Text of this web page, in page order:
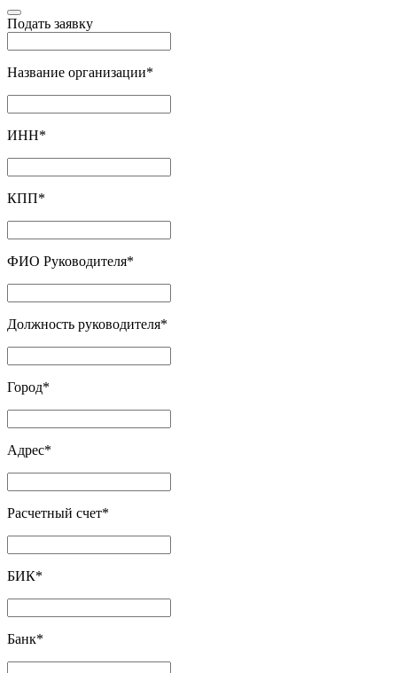
Подать заявку
Название организации*
ИНН*
КПП*
ФИО Руководителя*
Должность руководителя*
Город*
Адрес*
Расчетный счет*
БИК*
Банк*